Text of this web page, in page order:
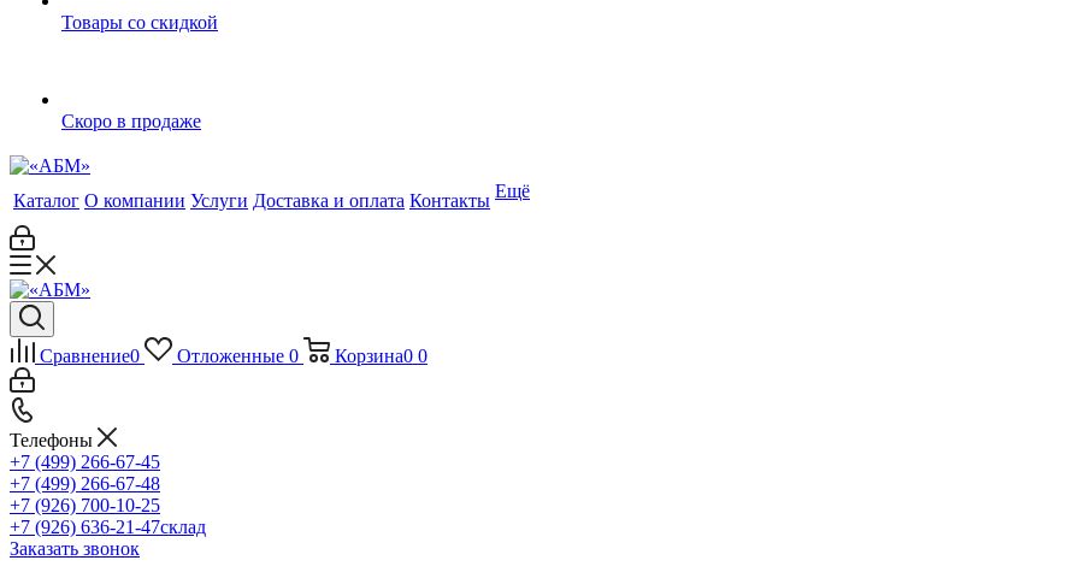
Товары со скидкой
Скоро в продаже
Каталог О компании Услуги Доставка и оплата Контакты Ещё
Сравнение0 Отложенные 0 Корзина0 0
Телефоны
+7 (499) 266-67-45
+7 (499) 266-67-48
+7 (926) 700-10-25
+7 (926) 636-21-47склад
Заказать звонок